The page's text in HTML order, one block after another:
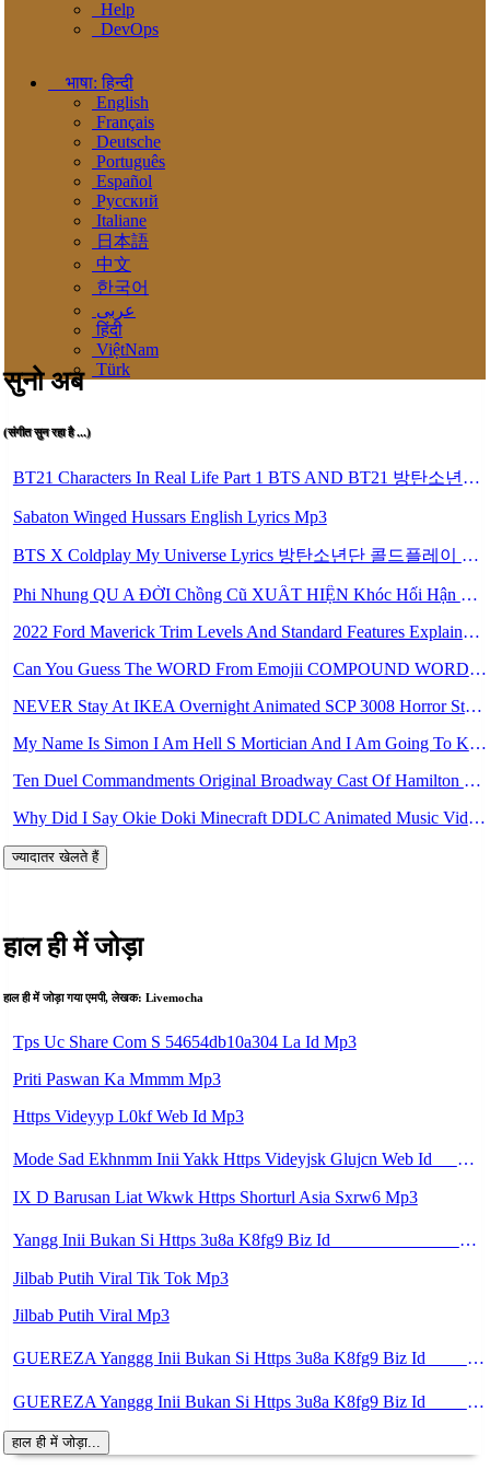
Help
DevOps
भाषा: हिन्दी
English
Français
Deutsche
Português
Español
Pусский
Italiane
日本語
中文
한국어
عربى
हिंदी
ViệtNam
Türk
सुनो अब
(संगीत सुन रहा है ...)
BT21 Characters In Real Life Part 1 BTS AND BT21 방탄소년단 BT21 BT21아가들은 아빠조아 따라쟁이들 BTS Vs BT21 Mp3
Sabaton Winged Hussars English Lyrics Mp3
BTS X Coldplay My Universe Lyrics 방탄소년단 콜드플레이 My Universe 가사 Color Coded Lyrics Han Rom Eng Mp3
Phi Nhung QU A ĐỜI Chồng Cũ XUẤT HIỆN Khóc Hối Hận Vì Làm Điều KHỦNG KHIẾP Với Cô Mp3
2022 Ford Maverick Trim Levels And Standard Features Explained Mp3
Can You Guess The WORD From Emojii COMPOUND WORD EMOJII CHALLENGE 90 PEOPLE FAIL Guess Mp3
NEVER Stay At IKEA Overnight Animated SCP 3008 Horror Story Mp3
My Name Is Simon I Am Hell S Mortician And I Am Going To Kill God Creepypasta Mp3
Ten Duel Commandments Original Broadway Cast Of Hamilton Lyrics Mp3
Why Did I Say Okie Doki Minecraft DDLC Animated Music Video Song By The Stupendium Mp3
ज्यादातर खेलते हैं
हाल ही में जोड़ा
हाल ही में जोड़ा गया एमपी, लेखक: Livemocha
Tps Uc Share Com S 54654db10a304 La Id Mp3
Priti Paswan Ka Mmmm Mp3
Https Videyyp L0kf Web Id Mp3
Mode Sad Ekhnmm Inii Yakk Https Videyjsk Glujcn Web Id ᅠ ᅠ ᅠ ᅠ ᅠ ᅠ ᅠ ᅠ ᅠ ᅠ ᅠ ᅠ ᅠ ᅠ ᅠ ᅠ ᅠ ᅠ ᅠ ᅠ OKk ᅠ ᅠ ᅠ ᅠ ᅠ ᅠ ᅠ ᅠ ᅠ ᅠ ᅠ ᅠ ᅠ ᅠ ᅠ ᅠ ᅠ ᅠ ᅠ ᅠ ᅠ ᅠ ᅠ ᅠ ᅠ ᅠ ᅠ ᅠ ᅠ ᅠ Mp3
IX D Barusan Liat Wkwk Https Shorturl Asia Sxrw6 Mp3
Yangg Inii Bukan Si Https 3u8a K8fg9 Biz Id ᅠ ᅠ ᅠ ᅠ ᅠ ᅠ ᅠ ᅠ ᅠ ᅠ ᅠ ᅠ ᅠ ᅠ ᅠ ᅠ ᅠ ᅠ ᅠ ᅠ OKK ᅠ ᅠ ᅠ ᅠ ᅠ ᅠ ᅠ ᅠ ᅠ ᅠ ᅠ ᅠ ᅠ ᅠ ᅠ ᅠ ᅠ ᅠ ᅠ ᅠ ᅠ ᅠ ᅠ ᅠ ᅠ ᅠ ᅠ ᅠ ᅠ ᅠ ᅠ ᅠ ᅠ ᅠ ᅠ ᅠ ᅠ ᅠ ᅠ ᅠ Mp3
Jilbab Putih Viral Tik Tok Mp3
Jilbab Putih Viral Mp3
GUEREZA Yanggg Inii Bukan Si Https 3u8a K8fg9 Biz Id ᅠ ᅠ ᅠ ᅠ ᅠ ᅠ ᅠ ᅠ ᅠ ᅠ ᅠ ᅠ ᅠ ᅠ ᅠ ᅠ ᅠ ᅠ ᅠ ᅠ OKK ᅠ ᅠ ᅠ ᅠ ᅠ ᅠ ᅠ ᅠ ᅠ ᅠ ᅠ ᅠ ᅠ ᅠ ᅠ ᅠ ᅠ ᅠ ᅠ ᅠ ᅠ ᅠ ᅠ ᅠ ᅠ ᅠ ᅠ ᅠ ᅠ ᅠ ᅠ ᅠ ᅠ ᅠ ᅠ ᅠ ᅠ ᅠ ᅠ ᅠ Mp3
GUEREZA Yanggg Inii Bukan Si Https 3u8a K8fg9 Biz Id ᅠ ᅠ ᅠ ᅠ ᅠ ᅠ ᅠ ᅠ ᅠ ᅠ ᅠ ᅠ ᅠ ᅠ ᅠ ᅠ ᅠ ᅠ ᅠ ᅠ OKK ᅠ ᅠ ᅠ ᅠ ᅠ ᅠ ᅠ ᅠ ᅠ ᅠ ᅠ ᅠ ᅠ ᅠ ᅠ ᅠ ᅠ ᅠ ᅠ ᅠ ᅠ ᅠ ᅠ Mp3
हाल ही में जोड़ा...